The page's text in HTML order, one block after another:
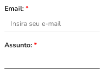
Email: *
Assunto: *